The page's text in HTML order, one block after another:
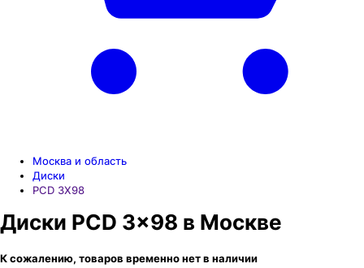
Москва и область
Диски
PCD 3X98
Диски PCD 3x98 в Москве
К сожалению, товаров временно нет в наличии